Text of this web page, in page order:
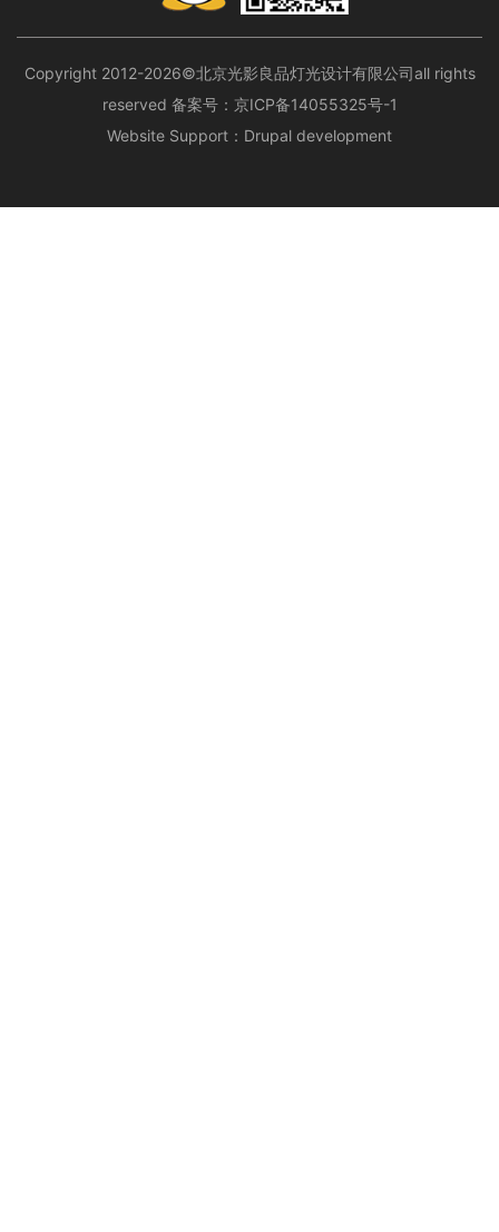
Copyright 2012-2026©北京光影良品灯光设计有限公司all rights
reserved 备案号： 京ICP备14055325号-1
Website Support： Drupal development